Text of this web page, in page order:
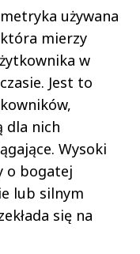
używana
mierzy
w
Jest to
dla nich
Wysoki
o bogatej
lub silnym
się na